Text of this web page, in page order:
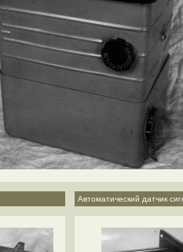
Автоматический датчик